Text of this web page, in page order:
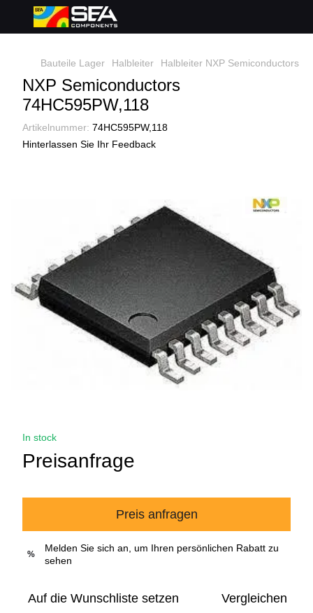
Bauteile Lager Halbleiter Halbleiter NXP Semiconductors
NXP Semiconductors
74HC595PW,118
Artikelnummer: 74HC595PW,118
Hinterlassen Sie Ihr Feedback
In stock
Preisanfrage
Preis anfragen
%
Melden Sie sich an, um Ihren persönlichen Rabatt zu
sehen
Auf die Wunschliste setzen Vergleichen